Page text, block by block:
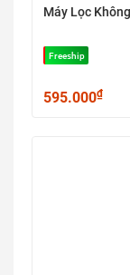
Máy Lọc
Freeship
595.000₫